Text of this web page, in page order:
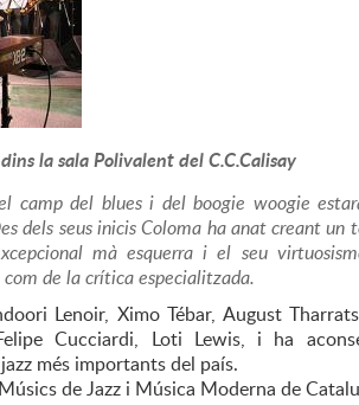
la sala Polivalent del C.C.Calisay
camp del blues i del boogie woogie
dels seus inicis Coloma ha anat creant un
mà esquerra i el seu
de la crítica especialitzada.
Lenoir, Ximo Tébar, August
Cucciardi, Loti Lewis, i ha
més importants del país.
de Jazz i Música Moderna de